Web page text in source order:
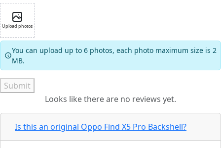
Upload photos
You can upload up to 6 photos, each photo maximum size is 2
MB.
Submit
Looks like there are no reviews yet.
Is this an original Oppo Find X5 Pro Backshell?